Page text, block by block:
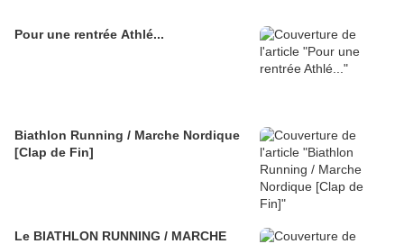
Pour une rentrée Athlé...
Biathlon Running / Marche Nordique
[Clap de Fin]
Le BIATHLON RUNNING / MARCHE